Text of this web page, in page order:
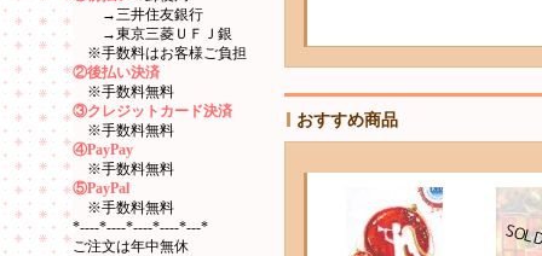
→三井住友銀行
→東京三菱ＵＦＪ銀
※手数料はお客様ご負担
②後払い決済
※手数料無料
③クレジットカード決済
※手数料無料
④PayPay
※手数料無料
⑤PayPal
※手数料無料
*----*----*----*----*---*
ご注文は年中無休
おすすめ商品